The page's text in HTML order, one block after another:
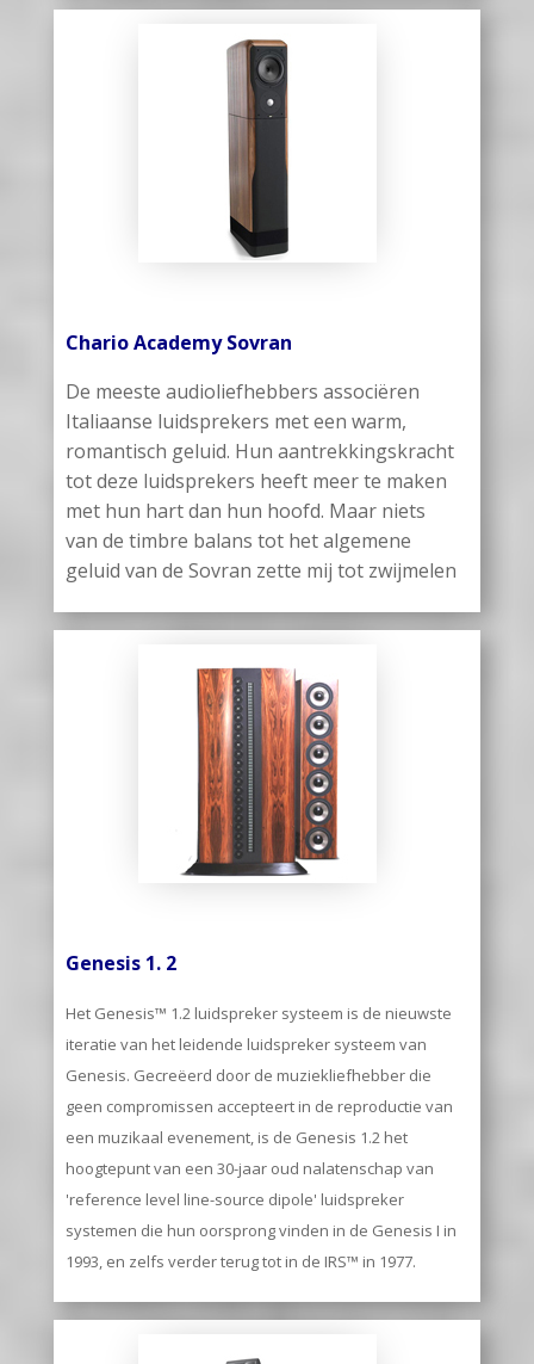
Chario Academy Sovran
De meeste audioliefhebbers associëren
Italiaanse luidsprekers met een warm,
romantisch geluid. Hun aantrekkingskracht
tot deze luidsprekers heeft meer te maken
met hun hart dan hun hoofd. Maar niets
van de timbre balans tot het algemene
geluid van de Sovran zette mij tot zwijmelen
Genesis 1. 2
Het Genesis™ 1.2 luidspreker systeem is de nieuwste
iteratie van het leidende luidspreker systeem van
Genesis. Gecreëerd door de muziekliefhebber die
geen compromissen accepteert in de reproductie van
een muzikaal evenement, is de Genesis 1.2 het
hoogtepunt van een 30-jaar oud nalatenschap van
'reference level line-source dipole' luidspreker
systemen die hun oorsprong vinden in de Genesis I in
1993, en zelfs verder terug tot in de IRS™ in 1977.